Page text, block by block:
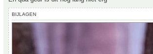
BIJLAGEN